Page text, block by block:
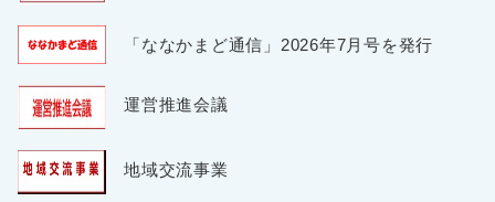
「ななかまど通信」2026年7月号を発行
運営推進会議
地域交流事業